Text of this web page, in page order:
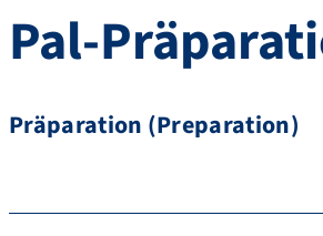
Pal-
Präparation (Preparation)